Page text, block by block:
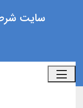
سایت شرط